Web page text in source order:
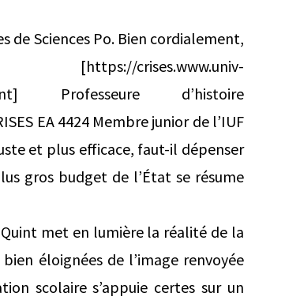
de Sciences Po. Bien cordialement,
crises.www.univ-
quint] Professeure d’histoire
EA 4424 Membre junior de l’IUF
et plus efficace, faut-il dépenser
gros budget de l’État se résume
Quint met en lumière la réalité de la
éloignées de l’image renvoyée
scolaire s’appuie certes sur un